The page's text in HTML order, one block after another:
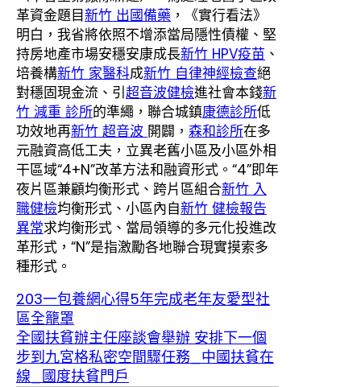
革資金題目新竹 出國備藥 ，《實行看法》
明白，我省將依照不增添當局隱性債權、堅
持房地產市場安穩安康成長新竹 HPV疫苗 、
培養構新竹 家醫科成新竹 自律神經檢查絕
對穩固現金流、引超音波健檢進社會本錢新
竹 減重 診所的準繩，聯合城鎮康德診所低
功效地再新竹 超音波 開闢， 森和診所在多
元融資高低工夫，立異老舊小區及小區外相
干區域“4+N”改革方法和融資形式。“4”即年
夜片區兼顧均衡形式、跨片區組合新竹 入
職健檢均衡形式、小區內自新竹 健檢報告
異常求均衡形式、當局領導的多元化投進改
革形式，“N”是指激勵各地聯合現實摸索多
種形式。
203一包養網心得5年完成老年友愛型社
區全籠罩
全國扶貧辦主任座談會舉辦 安排下一個
步到九宮格私密空間驟任務_中國扶貧在
線_國度扶貧門戶